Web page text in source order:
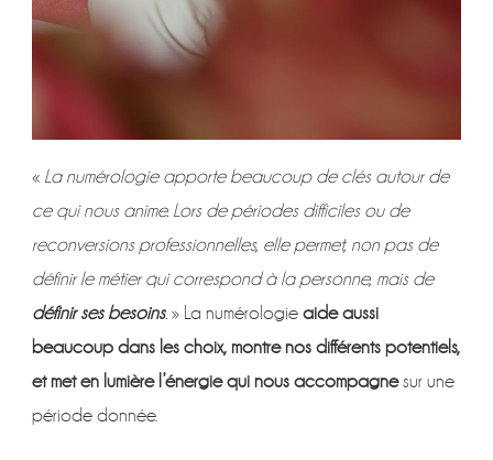
« La numérologie apporte beaucoup de clés autour de
ce qui nous anime. Lors de périodes difficiles ou de
reconversions professionnelles, elle permet, non pas de
définir le métier qui correspond à la personne, mais de
définir ses besoins. » La numérologie aide aussi
beaucoup dans les choix, montre nos différents potentiels,
et met en lumière l’énergie qui nous accompagnesur une
période donnée.